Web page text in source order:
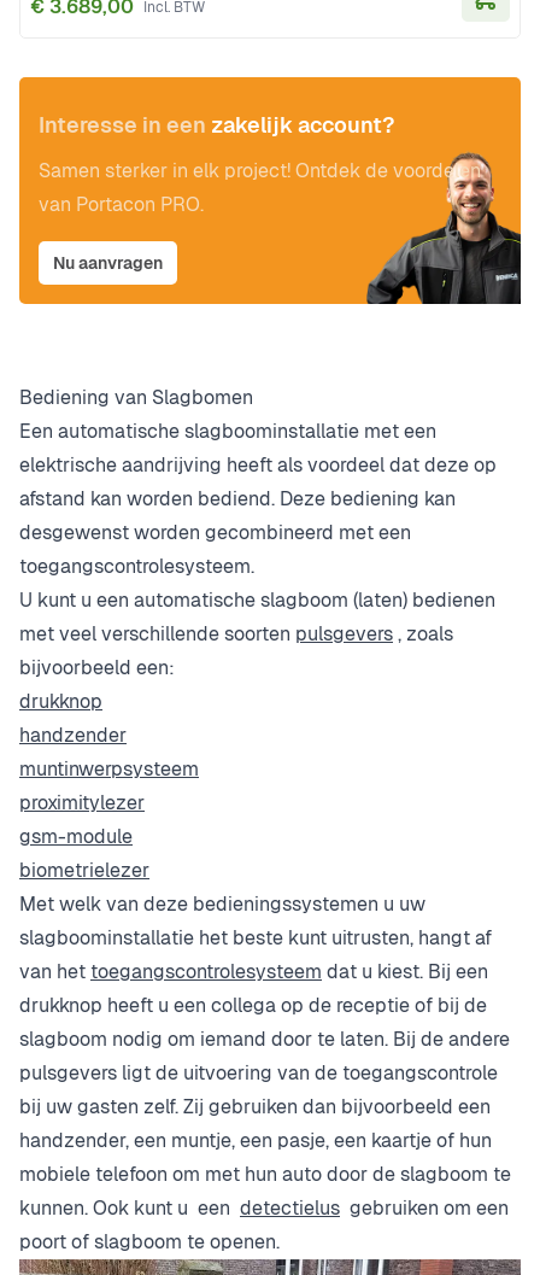
€ 3.689,00
Interesse in een zakelijk account?
Samen sterker in elk project! Ontdek de voordelen
van Portacon PRO.
Nu aanvragen
Bediening van Slagbomen
Een automatische slagboominstallatie met een
elektrische aandrijving heeft als voordeel dat deze op
afstand kan worden bediend. Deze bediening kan
desgewenst worden gecombineerd met een
toegangscontrolesysteem.
U kunt u een automatische slagboom (laten) bedienen
met veel verschillende soorten pulsgevers, zoals
bijvoorbeeld een:
drukknop
handzender
muntinwerpsysteem
proximitylezer
gsm-module
biometrielezer
Met welk van deze bedieningssystemen u uw
slagboominstallatie het beste kunt uitrusten, hangt af
van hettoegangscontrolesysteem dat u kiest. Bij een
drukknop heeft u een collega op de receptie of bij de
slagboom nodig om iemand door te laten. Bij de andere
pulsgevers ligt de uitvoering van de toegangscontrole
bij uw gasten zelf. Zij gebruiken dan bijvoorbeeld een
handzender, een muntje, een pasje, een kaartje of hun
mobiele telefoon om met hun auto door de slagboom te
kunnen. Ook kunt u een detectielus gebruiken om een
poort of slagboom te openen.